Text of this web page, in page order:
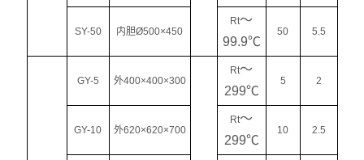
SY-50 内胆Ø500×450
Rt～
99.9℃
50 5.5
GY-5 外400×400×300
Rt～
299℃
5 2
GY-10 外620×620×700
Rt～
299℃
10 2.5